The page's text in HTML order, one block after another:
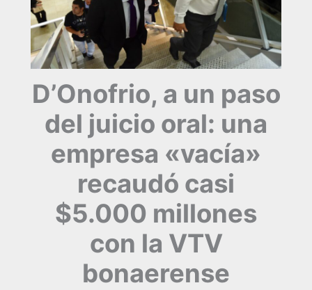
D’Onofrio, a un paso
del juicio oral: una
empresa «vacía»
recaudó casi
$5.000 millones
con la VTV
bonaerense